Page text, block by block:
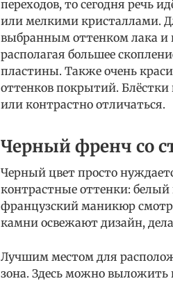
переходов, то сегодня речь
или мелкими кристаллами.
выбранным оттенком лака и
располагая большее
пластины. Также очень
оттенков покрытий. Блёстки
или контрастно отличаться.
Черный френч со
Черный цвет просто
контрастные оттенки:
французский маникюр
камни освежают дизайн,
Лучшим местом для
зона. Здесь можно выложить